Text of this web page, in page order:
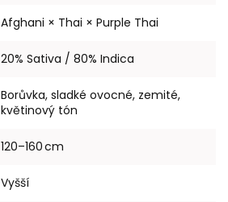
Afghani × Thai × Purple Thai
20% Sativa / 80% Indica
Borůvka, sladké ovocné, zemité,
květinový tón
120–160 cm
Vyšší